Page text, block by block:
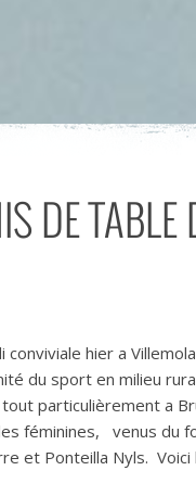
DE
conviviale hier a
du sport en milieu
particulièrement a
féminines, venus du
et Ponteilla Nyls.